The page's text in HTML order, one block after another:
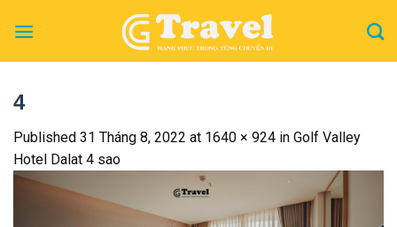
4
Published 31 Tháng 8, 2022 at 1640 × 924 in Golf Valley
Hotel Dalat 4 sao